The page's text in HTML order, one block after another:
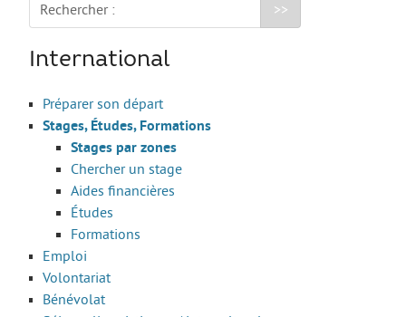
Rechercher :
International
Préparer son départ
Stages, Études, Formations
Stages par zones
Chercher un stage
Aides financières
Études
Formations
Emploi
Volontariat
Bénévolat